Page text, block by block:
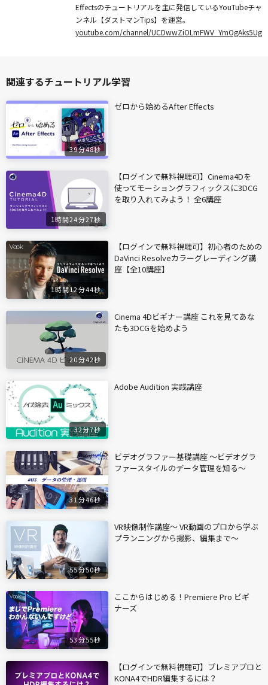
Effectsのチュートリアルを主に発信しているYouTubeチャ
ンネル【ダストマンTips】を運営。
youtube.com/channel/UCDwwZiOLmFWV_YmOgAks5Ug
関連するチュートリアル学習
39分48秒
ゼロから始めるAfter Effects
1時間24分27秒
【ログインで無料視聴可】Cinema4Dを
使ってモーショングラフィックスに3DCG
を取り入れてみよう！ 全6講座
1時間12分44秒
【ログインで無料視聴可】初心者のための
DaVinci Resolveカラーグレーディング講
座【全10講座】
20分42秒
Cinema 4Dビギナー講座 これを見てあな
たも3DCGを始めよう
32分7秒
Adobe Audition 実践講座
31分46秒
ビデオグラファー基礎講座 〜ビデオグラ
ファースタイルのデータ管理を知る〜
55分50秒
VR映像制作講座〜 VR動画のプロから学ぶ
プランニングから撮影、編集まで〜
53分55秒
ここからはじめる！Premiere Pro ビギ
ナーズ
【ログインで無料視聴可】プレミアプロと
KONA4でHDR編集するには？